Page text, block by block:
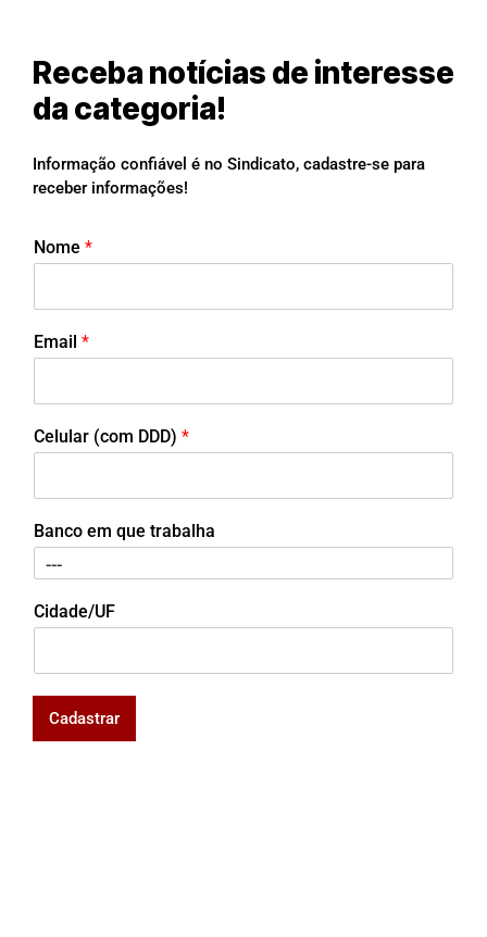
Receba notícias de interesse
da categoria!
Informação confiável é no Sindicato, cadastre-se para
receber informações!
Nome *
Email *
Celular (com DDD) *
Banco em que trabalha
Cidade/UF
Cadastrar